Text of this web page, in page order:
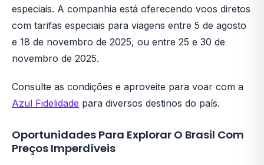
especiais. A companhia está oferecendo voos diretos
com tarifas especiais para viagens entre 5 de agosto
e 18 de novembro de 2025, ou entre 25 e 30 de
novembro de 2025.
Consulte as condições e aproveite para voar com a
Azul Fidelidade para diversos destinos do país.
Oportunidades Para Explorar O Brasil Com
Preços Imperdíveis